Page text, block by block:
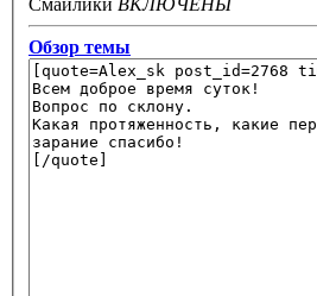
Обзор темы